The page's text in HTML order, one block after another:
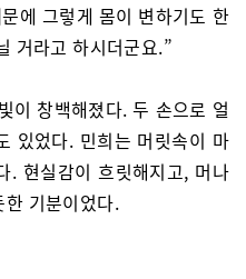
에 그렇게 몸이 변하기도 한
거라고 하시더군요.”
이 창백해졌다. 두 손으로 얼
있었다. 민희는 머릿속이 마
. 현실감이 흐릿해지고, 머나
기분이었다.